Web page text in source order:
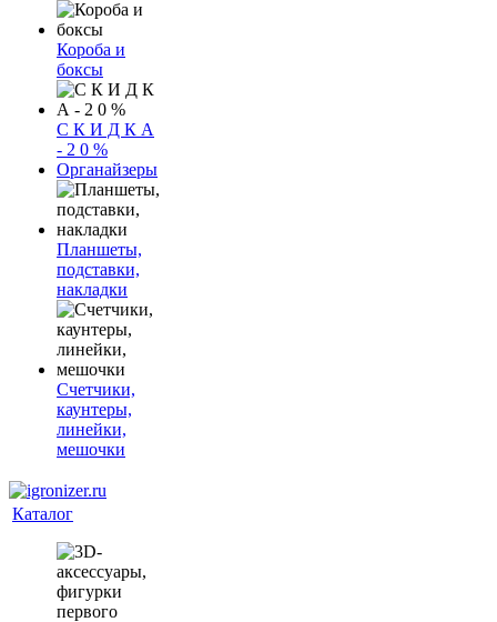
Короба и
боксы
С К И Д К А
- 2 0 %
Органайзеры
Планшеты,
подставки,
накладки
Счетчики,
каунтеры,
линейки,
мешочки
Каталог